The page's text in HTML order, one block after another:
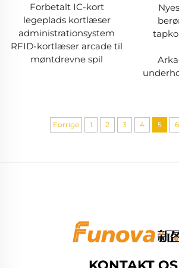
Forbetalt IC-kort
legeplads kortlæser
administrationsystem
RFID-kortlæser arcade til
møntdrevne spil
Forrige 1 2 3 4 5 6